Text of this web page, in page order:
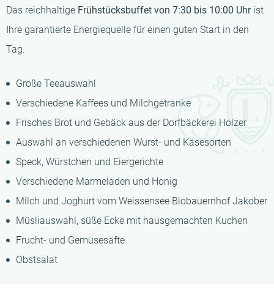
Das reichhaltige Frühstücksbuffet von 7:30 bis 10:00 Uhrist
Ihre garantierte Energiequelle für einen guten Start in den
Tag.
Große Teeauswahl
Verschiedene Kaffees und Milchgetränke
Frisches Brot und Gebäck aus der Dorfbäckerei Holzer
Auswahl an verschiedenen Wurst- und Käsesorten
Speck, Würstchen und Eiergerichte
Verschiedene Marmeladen und Honig
Milch und Joghurt vom Weissensee Biobauernhof Jakober
Müsliauswahl, süße Ecke mit hausgemachten Kuchen
Frucht- und Gemüsesäfte
Obstsalat